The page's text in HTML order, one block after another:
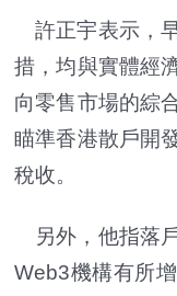
許正宇表示，
措，均與實體經
向零售市場的綜
瞄準香港散戶開
稅收。
另外，他指落
Web3機構有所